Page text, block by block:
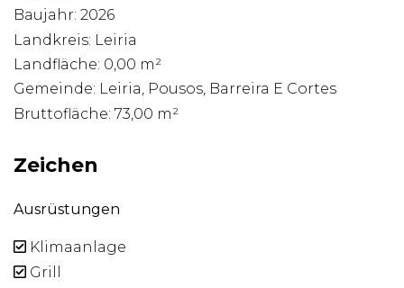
Baujahr: 2026
Landkreis: Leiria
Landfläche: 0,00 m²
Gemeinde: Leiria, Pousos, Barreira E Cortes
Bruttofläche: 73,00 m²
Zeichen
Ausrüstungen
Klimaanlage
Grill